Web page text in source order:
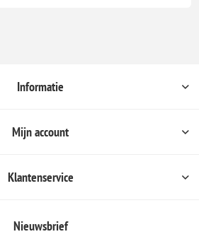
Informatie
Mijn account
Klantenservice
Nieuwsbrief